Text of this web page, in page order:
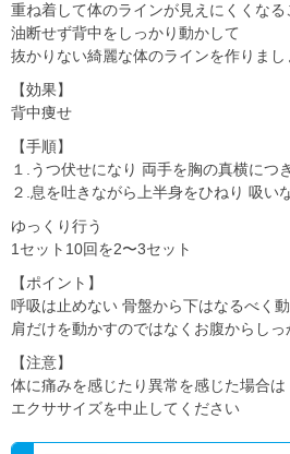
重ね着して体のラインが見えにくくなる
油断せず背中をしっかり動かして
抜かりない綺麗な体のラインを作りまし
【効果】
背中痩せ
【手順】
１.うつ伏せになり 両手を胸の真横につ
２.息を吐きながら上半身をひねり 吸い
ゆっくり行う
1セット10回を2〜3セット
【ポイント】
呼吸は止めない 骨盤から下はなるべく
肩だけを動かすのではなくお腹からしっ
【注意】
体に痛みを感じたり異常を感じた場合は
エクササイズを中止してください